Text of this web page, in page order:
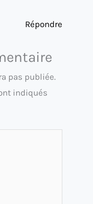
Répondre
pas publiée.
indiqués